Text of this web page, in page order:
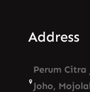
Address
Perum
Joho,